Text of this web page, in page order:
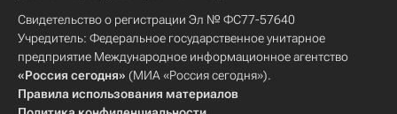
Свидетельство о регистрации Эл № ФС77-57640
Учредитель: Федеральное государственное унитарное
предприятие Международное информационное агентство
«Россия сегодня» (МИА «Россия сегодня»).
Правила использования материалов